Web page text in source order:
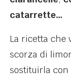
catarrette…
La ricetta che
scorza di
sostituirla